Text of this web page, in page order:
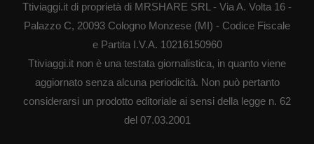
Ttiviaggi.it di proprietà di MRSHARE SRL - Via A. Volta 16 -
Palazzo C, 20093 Cologno Monzese (MI) - Codice Fiscale
e Partita I.V.A. 10216150960
Ttiviaggi.it non è una testata giornalistica, in quanto viene
aggiornato senza alcuna periodicità. Non può pertanto
considerarsi un prodotto editoriale ai sensi della legge n. 62
del 07.03.2001